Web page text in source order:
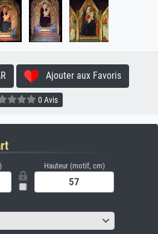
Ajouter aux Favoris
0 Avis
Hauteur (motif, cm)